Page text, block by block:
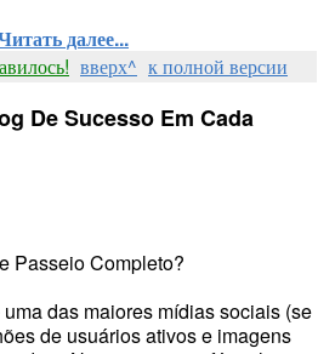
далее...
вверх^ к полной версии
De Sucesso Em Cada
Passeio Completo?
das maiores mídias sociais (se
de usuários ativos e imagens